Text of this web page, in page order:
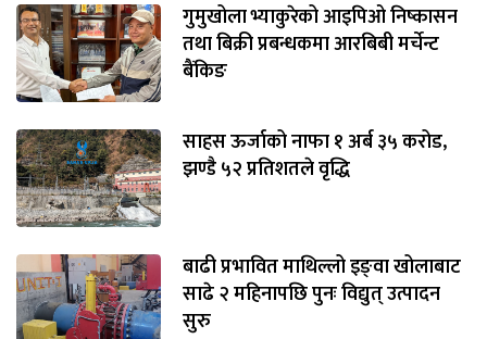
गुमुखोला भ्याकुरेको आइपिओ निष्कासन
तथा बिक्री प्रबन्धकमा आरबिबी मर्चेन्ट
बैंकिङ
साहस ऊर्जाको नाफा १ अर्ब ३५ करोड,
झण्डै ५२ प्रतिशतले वृद्धि
बाढी प्रभावित माथिल्लो इङ्‌वा खोलाबाट
साढे २ महिनापछि पुनः विद्युत् उत्पादन
सुरु